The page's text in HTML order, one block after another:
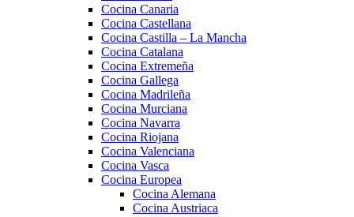
Cocina Canaria
Cocina Castellana
Cocina Castilla – La Mancha
Cocina Catalana
Cocina Extremeña
Cocina Gallega
Cocina Madrileña
Cocina Murciana
Cocina Navarra
Cocina Riojana
Cocina Valenciana
Cocina Vasca
Cocina Europea
Cocina Alemana
Cocina Austriaca